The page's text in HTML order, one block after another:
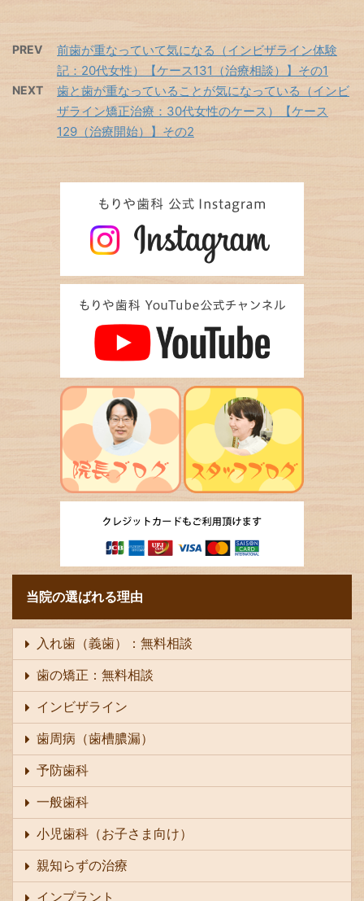
PREV
前歯が重なっていて気になる（インビザライン体験
記：20代女性）【ケース131（治療相談）】その1
NEXT
歯と歯が重なっていることが気になっている（インビ
ザライン矯正治療：30代女性のケース）【ケース
129（治療開始）】その2
当院の選ばれる理由
入れ歯（義歯）：無料相談
歯の矯正：無料相談
インビザライン
歯周病（歯槽膿漏）
予防歯科
一般歯科
小児歯科（お子さま向け）
親知らずの治療
インプラント